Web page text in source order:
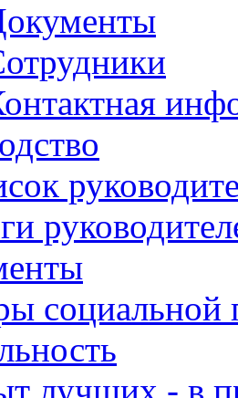
социальной